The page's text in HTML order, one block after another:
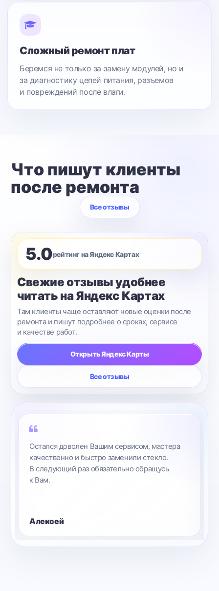
Сложный ремонт плат
Беремся не только за замену модулей, но и
за диагностику цепей питания, разъемов
и повреждений после влаги.
Что пишут клиенты
после ремонта
Все отзывы
5.0рейтинг на Яндекс Картах
Свежие отзывы удобнее
читать на Яндекс Картах
Там клиенты чаще оставляют новые оценки после
ремонта и пишут подробнее о сроках, сервисе
и качестве работ.
Открыть Яндекс Карты
Все отзывы
Остался доволен Вашим сервисом, мастера
качественно и быстро заменили стекло.
В следующий раз обязательно обращусь
к Вам.
Алексей